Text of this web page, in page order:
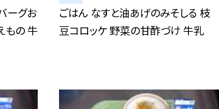
ーグお
もの 牛
ごはん なすと油あげのみそしる 枝
豆コロッケ 野菜の甘酢づけ 牛乳